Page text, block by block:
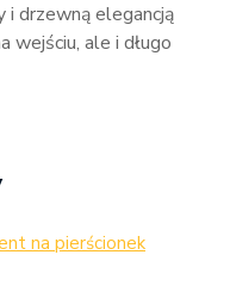
i drzewną elegancją
wejściu, ale i długo
na pierścionek